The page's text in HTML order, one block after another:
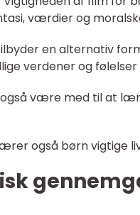
værdier og
en alternativ
verdener og
også være med til at
også børn vigtige